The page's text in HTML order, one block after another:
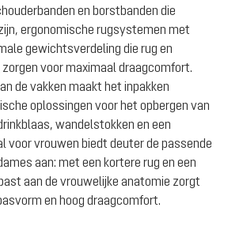
en borstbanden die
ergonomische rugsystemen met
gewichtsverdeling die rug en
voor maximaal draagcomfort.
de vakken maakt het inpakken
oplossingen voor het opbergen van
wandelstokken en een
voor vrouwen biedt deuter de passende
aan: met een kortere rug en een
aan de vrouwelijke anatomie zorgt
en hoog draagcomfort.